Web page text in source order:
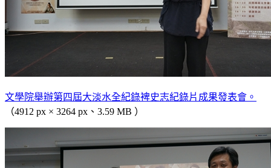
文學院舉辦第四屆大淡水全紀錄裨史志紀錄片成果發表會。
（4912 px × 3264 px、3.59 MB ）